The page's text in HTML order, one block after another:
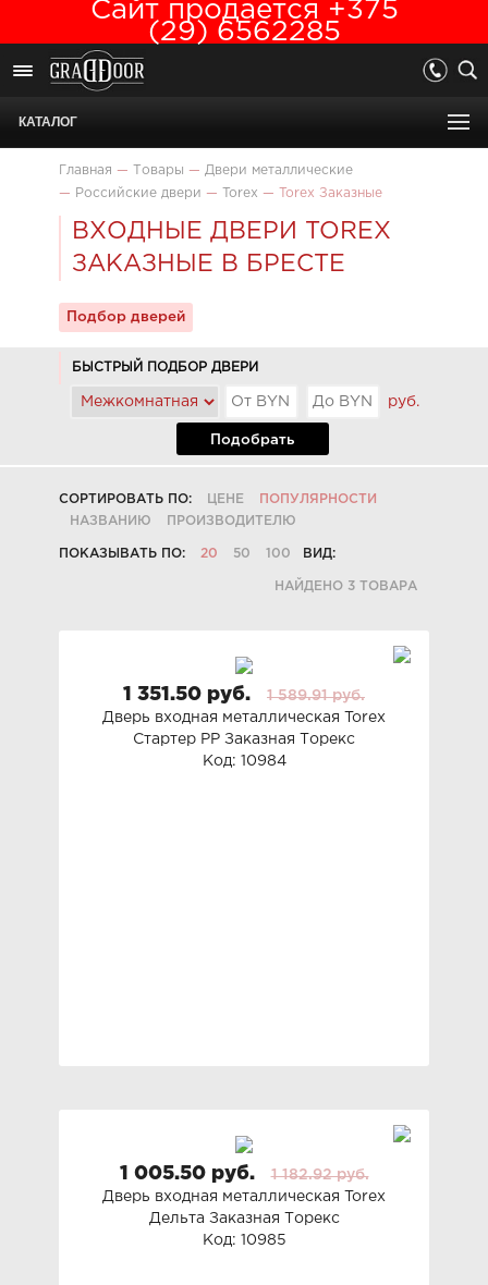
Сайт продается +375
(29) 6562285
КАТАЛОГ
Главная — Товары — Двери металлические
—
Российские двери — Torex — Torex Заказные
ВХОДНЫЕ ДВЕРИ TOREX
ЗАКАЗНЫЕ В БРЕСТЕ
Подбор дверей
БЫСТРЫЙ ПОДБОР ДВЕРИ
руб.
Подобрать
СОРТИРОВАТЬ ПО: ЦЕНЕ
ПОПУЛЯРНОСТИ
НАЗВАНИЮ
ПРОИЗВОДИТЕЛЮ
ПОКАЗЫВАТЬ ПО: 20 50 100 ВИД:
НАЙДЕНО 3 ТОВАРА
1 351.50 руб.
1 589.91 руб.
Дверь входная металлическая Torex
Стартер РР Заказная Торекс
Код: 10984
1 005.50 руб.
1 182.92 руб.
Дверь входная металлическая Torex
Дельта Заказная Торекс
Код: 10985